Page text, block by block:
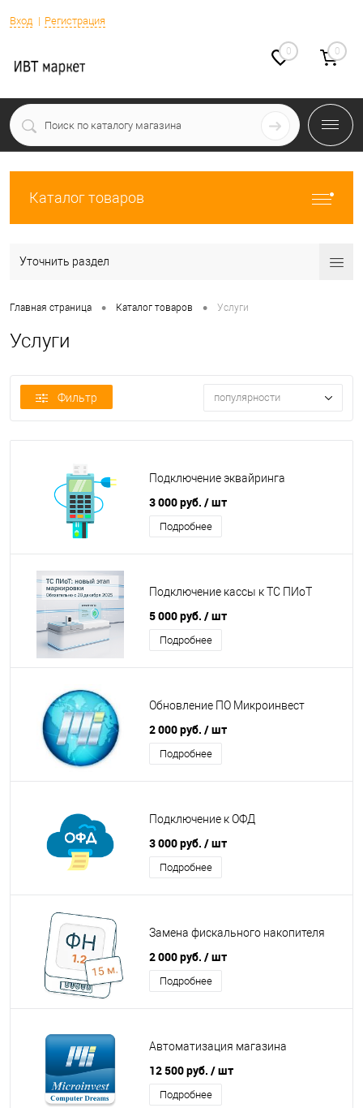
Вход Регистрация
0 0
Каталог товаров
Уточнить раздел
Главная страница • Каталог товаров • Услуги
Услуги
Фильтр популярности
Подключение эквайринга
3 000 руб. / шт
Подробнее
Подключение кассы к ТС ПИоТ
5 000 руб. / шт
Подробнее
Обновление ПО Микроинвест
2 000 руб. / шт
Подробнее
Подключение к ОФД
3 000 руб. / шт
Подробнее
Замена фискального накопителя
2 000 руб. / шт
Подробнее
Автоматизация магазина
12 500 руб. / шт
Подробнее